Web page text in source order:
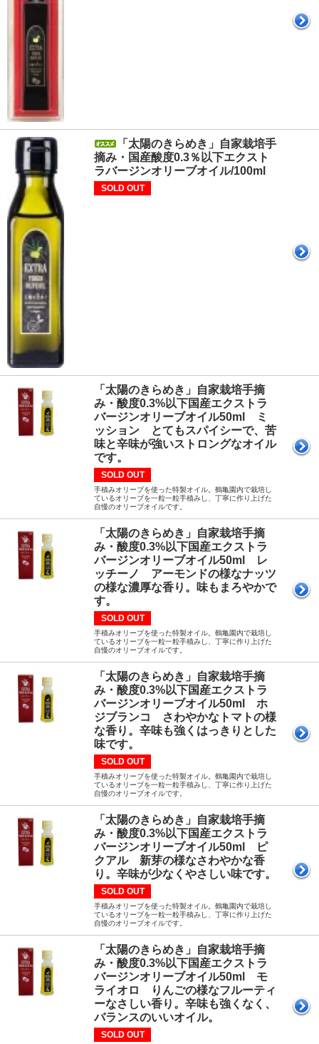
「太陽のきらめき」自家栽培手
摘み・国産酸度0.3％以下エクスト
ラバージンオリーブオイル/100ml
SOLD OUT
「太陽のきらめき」自家栽培手摘
み・酸度0.3%以下国産エクストラ
バージンオリーブオイル50ml ミ
ッション とてもスパイシーで、苦
味と辛味が強いストロングなオイル
です。
SOLD OUT
手積みオリーブを使った特製オイル。鶴亀園内で栽培し
ているオリーブを一粒一粒手積みし、丁寧に作り上げた
自慢のオリーブオイルです。
「太陽のきらめき」自家栽培手摘
み・酸度0.3%以下国産エクストラ
バージンオリーブオイル50ml レ
ッチーノ アーモンドの様なナッツ
の様な濃厚な香り。味もまろやかで
す。
SOLD OUT
手積みオリーブを使った特製オイル。鶴亀園内で栽培し
ているオリーブを一粒一粒手積みし、丁寧に作り上げた
自慢のオリーブオイルです。
「太陽のきらめき」自家栽培手摘
み・酸度0.3%以下国産エクストラ
バージンオリーブオイル50ml ホ
ジブランコ さわやかなトマトの様
な香り。辛味も強くはっきりとした
味です。
SOLD OUT
手積みオリーブを使った特製オイル。鶴亀園内で栽培し
ているオリーブを一粒一粒手積みし、丁寧に作り上げた
自慢のオリーブオイルです。
「太陽のきらめき」自家栽培手摘
み・酸度0.3%以下国産エクストラ
バージンオリーブオイル50ml ピ
クアル 新芽の様なさわやかな香
り。辛味が少なくやさしい味です。
SOLD OUT
手積みオリーブを使った特製オイル。鶴亀園内で栽培し
ているオリーブを一粒一粒手積みし、丁寧に作り上げた
自慢のオリーブオイルです。
「太陽のきらめき」自家栽培手摘
み・酸度0.3%以下国産エクストラ
バージンオリーブオイル50ml モ
ライオロ りんごの様なフルーティ
ーなさしい香り。辛味も強くなく、
バランスのいいオイル。
SOLD OUT